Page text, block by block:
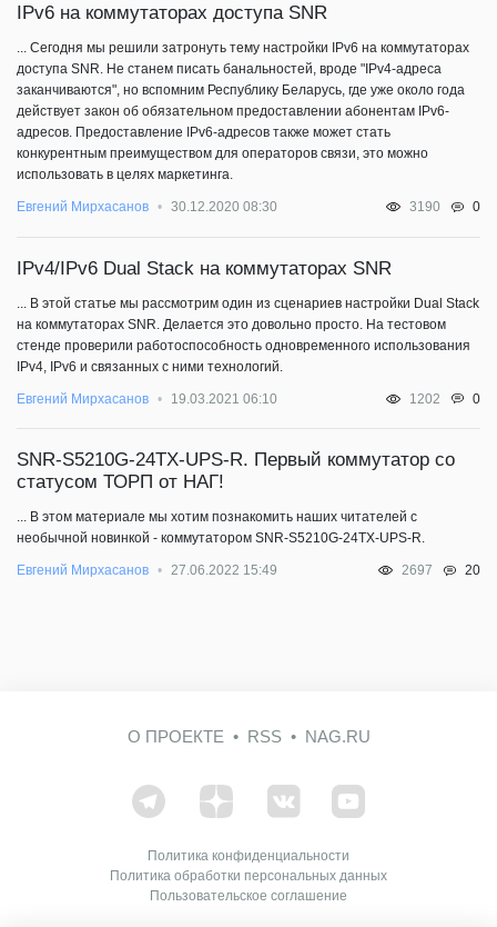
IPv6 на коммутаторах доступа SNR
... Сегодня мы решили затронуть тему настройки IPv6 на коммутаторах
доступа SNR. Не станем писать банальностей, вроде "IPv4-адреса
заканчиваются", но вспомним Республику Беларусь, где уже около года
действует закон об обязательном предоставлении абонентам IPv6-
адресов. Предоставление IPv6-адресов также может стать
конкурентным преимуществом для операторов связи, это можно
использовать в целях маркетинга.
Евгений Мирхасанов 30.12.2020 08:30 3190 0
IPv4/IPv6 Dual Stack на коммутаторах SNR
... В этой статье мы рассмотрим один из сценариев настройки Dual Stack
на коммутаторах SNR. Делается это довольно просто. На тестовом
стенде проверили работоспособность одновременного использования
IPv4, IPv6 и связанных с ними технологий.
Евгений Мирхасанов 19.03.2021 06:10 1202 0
SNR-S5210G-24TX-UPS-R. Первый коммутатор со
статусом ТОРП от НАГ!
... В этом материале мы хотим познакомить наших читателей с
необычной новинкой - коммутатором SNR-S5210G-24TX-UPS-R.
Евгений Мирхасанов 27.06.2022 15:49 2697 20
О ПРОЕКТЕ RSS NAG.RU
Политика конфиденциальности
Политика обработки персональных данных
Пользовательское соглашение